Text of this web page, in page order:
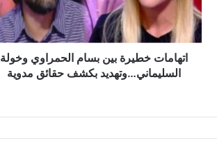
ت
خ
ط
ي
اتهامات خطيرة بين بسام الحمراوي وخولة
السليماني…وتهديد بكشف حقائق مدوية